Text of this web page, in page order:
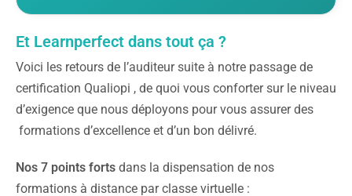
Et Learnperfect dans tout ça ?
Voici les retours de l’auditeur suite à notre passage de
certification Qualiopi , de quoi vous conforter sur le niveau
d’exigence que nous déployons pour vous assurer des
formations d’excellence et d’un bon délivré.
Nos 7 points forts dans la dispensation de nos
formations à distance par classe virtuelle :